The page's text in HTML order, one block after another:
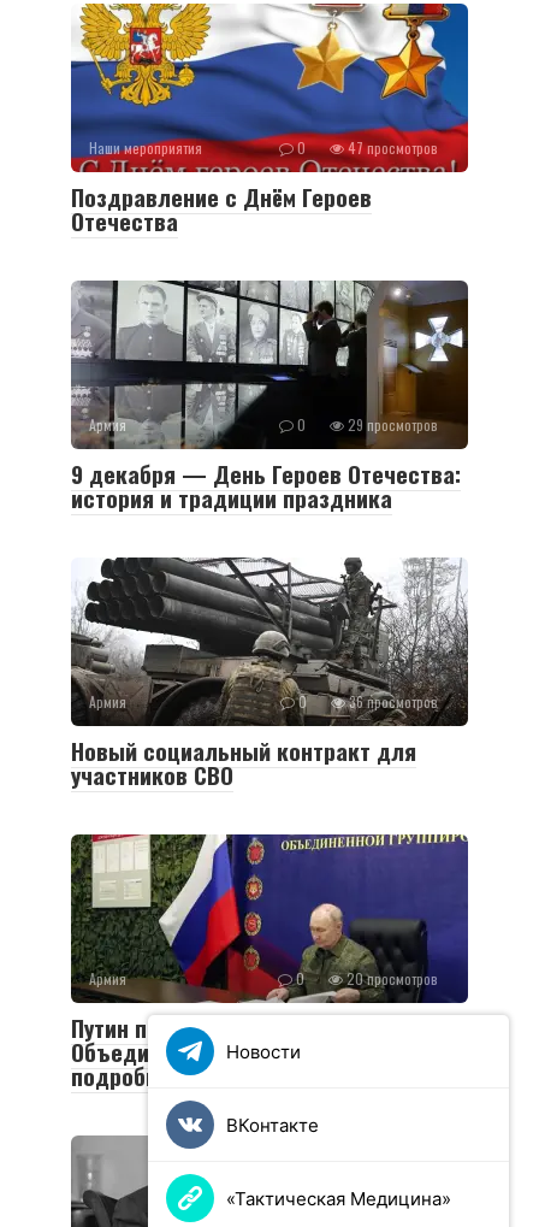
Наши мероприятия 0 47 просмотров
Поздравление с Днём Героев
Отечества
Армия 0 29 просмотров
9 декабря — День Героев Отечества:
история и традиции праздника
Армия 0 36 просмотров
Новый социальный контракт для
участников СВО
Армия 0 20 просмотров
Путин посетил пункт управления
Объединенной группировки войск:
подробности визита
Новости
ВКонтакте
«Тактическая Медицина»